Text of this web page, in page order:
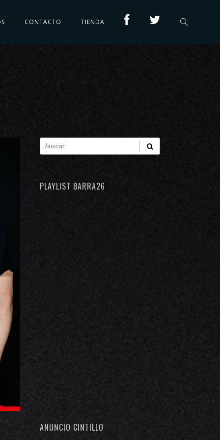
CONTACTO TIENDA
PLAYLIST BARRA26
ANUNCIO CINTILLO